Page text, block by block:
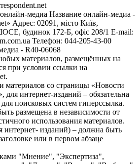
медиа Название онлайн-медиа -
Адрес: 02091, місто Київ,
будинок 172-Б, офіс 208/1 E-mail:
Телефон: 044-205-43-00
- R40-06068
материалов, размещённых на
при условии ссылки на
материалов со страницы «Новости
интернет-изданий – обязательна
поисковых систем гиперссылка.
размещена в независимости от
использования материалов.
интернет- изданий) – должна быть
или в первом абзаце
"Мнение", "Экспертиза",